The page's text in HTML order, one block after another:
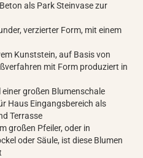
als Park Steinvase zur
verzierter Form, mit einem
Kunststein, auf Basis von
mit Form produziert in
großen Blumenschale
Haus Eingangsbereich als
Terrasse
großen Pfeiler, oder in
oder Säule, ist diese Blumen